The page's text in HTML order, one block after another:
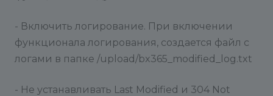
- Включить логирование. При включении
функционала логирования, создается файл с
логами в папке /upload/bx365_modified_log.txt
- Не устанавливать Last Modified и 304 Not